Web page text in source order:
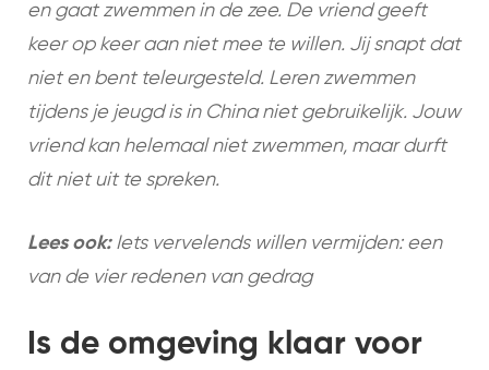
en gaat zwemmen in de zee. De vriend geeft
keer op keer aan niet mee te willen. Jij snapt dat
niet en bent teleurgesteld. Leren zwemmen
tijdens je jeugd is in China niet gebruikelijk. Jouw
vriend kan helemaal niet zwemmen, maar durft
dit niet uit te spreken.
Lees ook:Iets vervelends willen vermijden: een
van de vier redenen van gedrag
Is de omgeving klaar voor